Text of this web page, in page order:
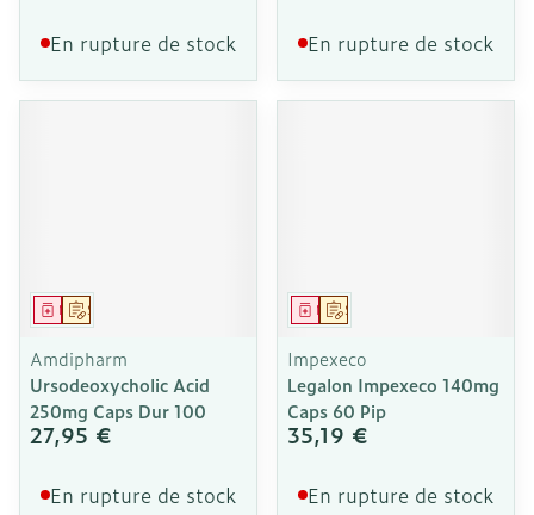
En rupture de stock En rupture de stock
Sur prescription
Médicament
Amdipharm
Ursodeoxycholic Acid
250mg Caps Dur 100
27,95 €
En rupture de stock
Sur prescription
Médicament
Impexeco
Legalon Impexeco 140mg
Caps 60 Pip
35,19 €
En rupture de stock